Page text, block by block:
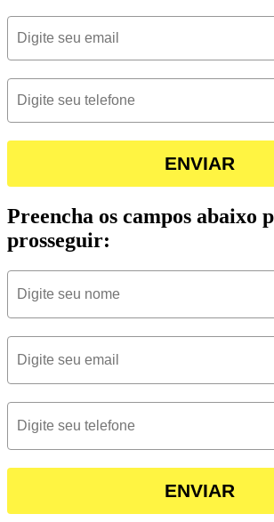
ENVIAR
Preencha os campos abaixo
prosseguir:
ENVIAR